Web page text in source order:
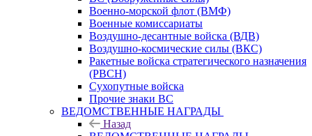
Военно-морской флот (ВМФ)
Военные комиссариаты
Воздушно-десантные войска (ВДВ)
Воздушно-космические силы (ВКС)
Ракетные войска стратегического назначения
(РВСН)
Сухопутные войска
Прочие знаки ВС
ВЕДОМСТВЕННЫЕ НАГРАДЫ
Назад